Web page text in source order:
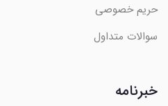
حریم خصوصی
سوالات متداول
خبرنامه